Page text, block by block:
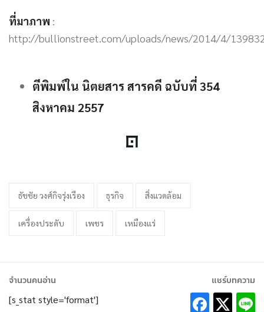
ที่มาภาพ :
http://bullionstreet.com/uploads/news/2014/4/
ตีพิมพ์ใน นิตยสาร สารคดี ฉบับที่ 354
สิงหาคม 2557
ธัชชัย วงศ์กิจรุ่งเรือง ธุรกิจ สิ่งแวดล้อม
เครื่องประดับ เพชร เหมืองแร่
จำนวนคนอ่าน
[s_stat style='format']
แชร์บทความ